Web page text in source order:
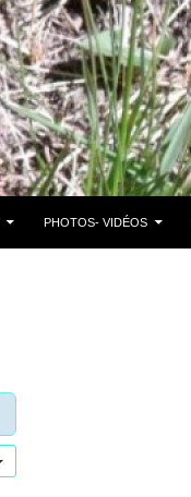
PHOTOS- VIDÉOS